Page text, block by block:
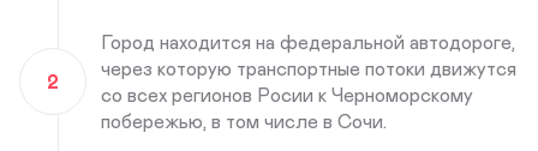
2
Город находится на федеральной автодороге,
через которую транспортные потоки движутся
со всех регионов Росии к Черноморскому
побережью, в том числе в Сочи.